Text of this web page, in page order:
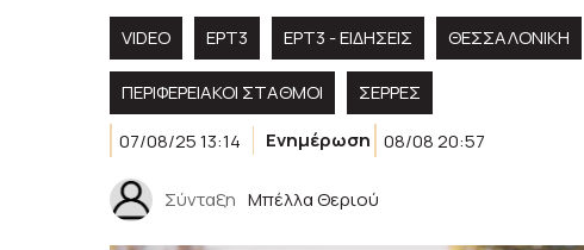
VIDEO ΕΡΤ3 ΕΡΤ3 - ΕΙΔΉΣΕΙΣ ΘΕΣΣΑΛΟΝΙΚΗ
ΠΕΡΙΦΕΡΕΙΑΚΟΊ ΣΤΑΘΜΟΊ
ΣΕΡΡΕΣ
07/08/25 13:14
Ενημέρωση 08/08 20:57
Σύνταξη Μπέλλα Θεριού